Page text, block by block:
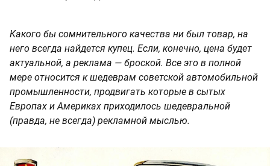
Какого бы сомнительного качества ни был товар, на
него всегда найдется купец. Если, конечно, цена будет
актуальной, а реклама — броской. Все это в полной
мере относится к шедеврам советской автомобильной
промышленности, продвигать которые в сытых
Европах и Америках приходилось шедевральной
(правда, не всегда) рекламной мыслью.